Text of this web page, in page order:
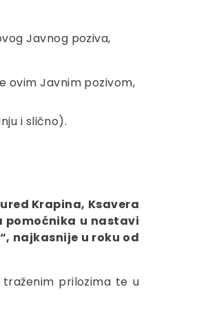
Javnog poziva,
ovim Javnim pozivom,
i slično).
Krapina, Ksavera
pomoćnika u nastavi
najkasnije u roku od
prilozima te u